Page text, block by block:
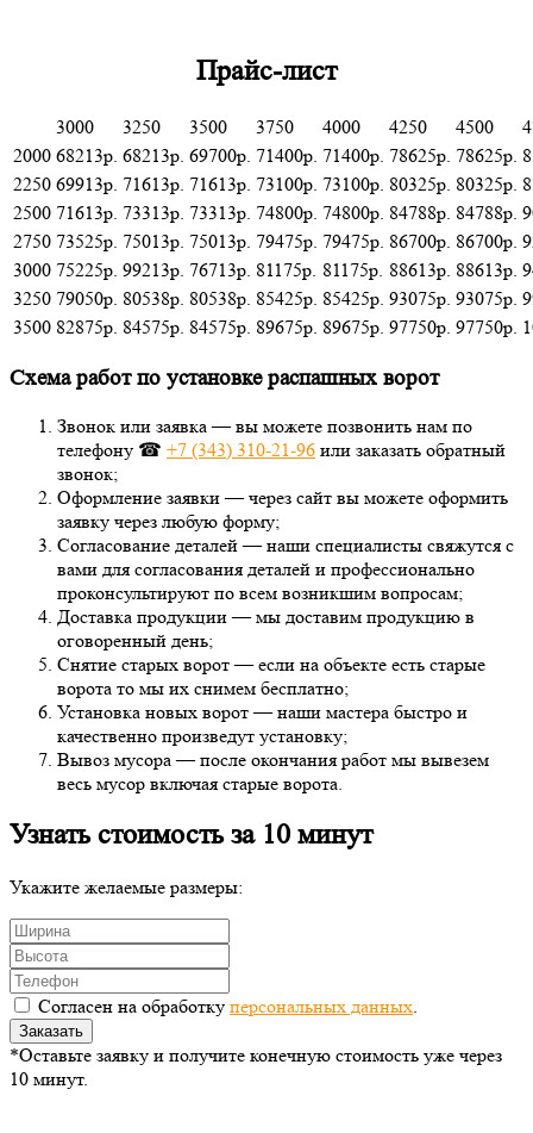
Прайс-лист
3000 3250 3500 3750 4000 4250 4500
2000 68213р. 68213р. 69700р. 71400р. 71400р. 78625р. 78625р.
2250 69913р. 71613р. 71613р. 73100р. 73100р. 80325р. 80325р.
2500 71613р. 73313р. 73313р. 74800р. 74800р. 84788р. 84788р.
2750 73525р. 75013р. 75013р. 79475р. 79475р. 86700р. 86700р.
3000 75225р. 99213р. 76713р. 81175р. 81175р. 88613р. 88613р.
3250 79050р. 80538р. 80538р. 85425р. 85425р. 93075р. 93075р.
3500 82875р. 84575р. 84575р. 89675р. 89675р. 97750р. 97750р.
Схема работ по установке распашных ворот
Звонок или заявка — вы можете позвонить нам по
телефону ☎ +7 (343) 310-21-96 или заказать обратный
звонок;
Оформление заявки — через сайт вы можете оформить
заявку через любую форму;
Согласование деталей — наши специалисты свяжутся с
вами для согласования деталей и профессионально
проконсультируют по всем возникшим вопросам;
Доставка продукции — мы доставим продукцию в
оговоренный день;
Снятие старых ворот — если на объекте есть старые
ворота то мы их снимем бесплатно;
Установка новых ворот — наши мастера быстро и
качественно произведут установку;
Вывоз мусора — после окончания работ мы вывезем
весь мусор включая старые ворота.
Узнать стоимость за 10 минут
Укажите желаемые размеры:
Согласен на обработку персональных данных.
Заказать
*Оставьте заявку и получите конечную стоимость уже через
10 минут.